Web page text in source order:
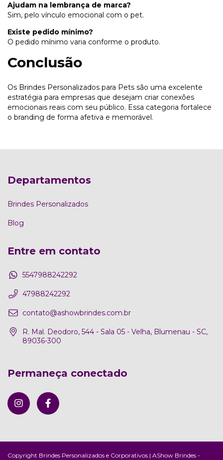
Ajudam na lembrança de marca?
Sim, pelo vínculo emocional com o pet.
Existe pedido mínimo?
O pedido mínimo varia conforme o produto.
Conclusão
Os Brindes Personalizados para Pets são uma excelente
estratégia para empresas que desejam criar conexões
emocionais reais com seu público. Essa categoria fortalece
o branding de forma afetiva e memorável.
Departamentos
Brindes Personalizados
Blog
Entre em contato
5547988242292
47988242292
contato@ashowbrindes.com.br
R. Mal. Deodoro, 544 - Sala 05 - Velha, Blumenau - SC,
89036-300
Permaneça conectado
Copyright Brindes Personalizados e Corporativos | AShow Brindes -